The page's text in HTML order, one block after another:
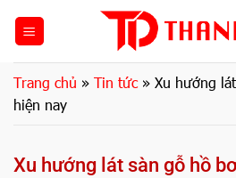
dungTrang chủ » Tin tức » Xu hướng
hiện nay
Xu hướng lát sàn gỗ hồ